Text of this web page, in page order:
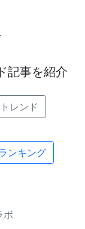
記事を紹介
レンド
ンキング
ボ